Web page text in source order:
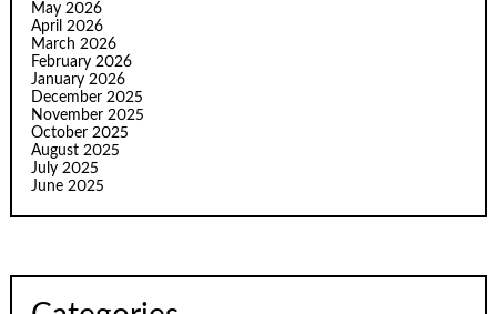
May 2026
April 2026
March 2026
February 2026
January 2026
December 2025
November 2025
October 2025
August 2025
July 2025
June 2025